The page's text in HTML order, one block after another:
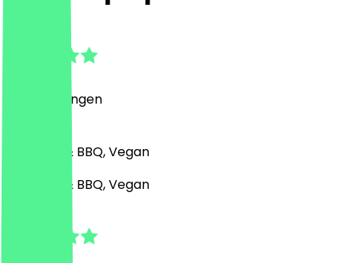
Bewertungen
Pub, Grill & BBQ, Vegan
Pub, Grill & BBQ, Vegan